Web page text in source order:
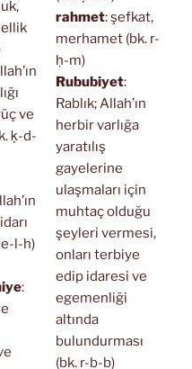
ve
ḳ-d-
l-h)
:
rahmet: şefkat,
merhamet (bk. r-
ḥ-m)
Rububiyet:
Rablık; Allah’ın
herbir varlığa
yaratılış
gayelerine
ulaşmaları için
muhtaç olduğu
şeyleri vermesi,
onları terbiye
edip idaresi ve
egemenliği
altında
bulundurması
(bk. r-b-b)